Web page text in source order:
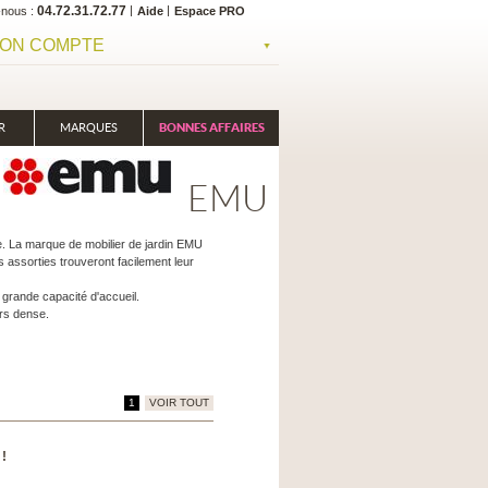
04.72.31.72.77 Aide Espace PRO
COMPTE
MARQUES BONNES AFFAIRES
EMU
marque de mobilier de jardin EMU
assorties trouveront facilement leur
capacité d'accueil.
dense.
1 VOIR TOUT